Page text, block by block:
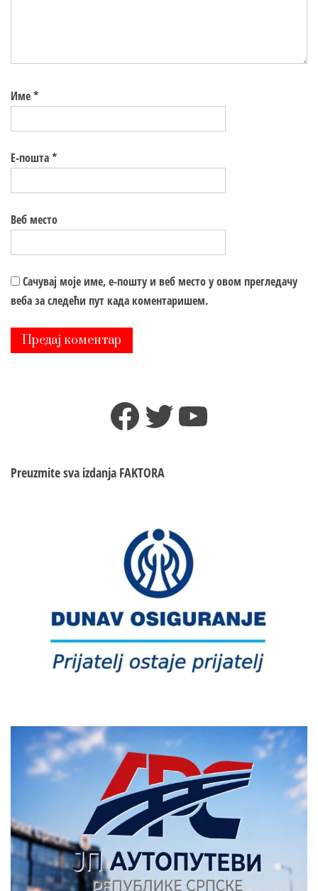
Име*
Е-пошта*
Веб место
Сачувај моје име, е-пошту и веб место у овом прегледачу
веба за следећи пут када коментаришем.
Facebook
TwitterYouTube
Preuzmite sva izdanja FAKTORA